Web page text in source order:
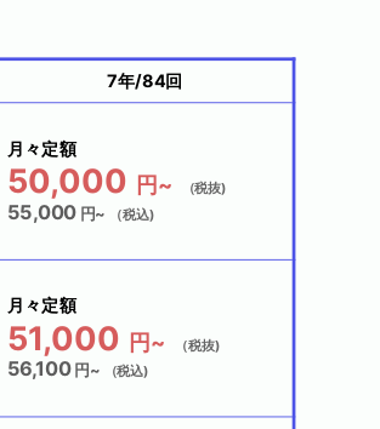
7年/84回
月々定額
50,000 円~ （税抜)
55,000 円~ （税込)
月々定額
51,000 円~ （税抜)
56,100円~ （税込)